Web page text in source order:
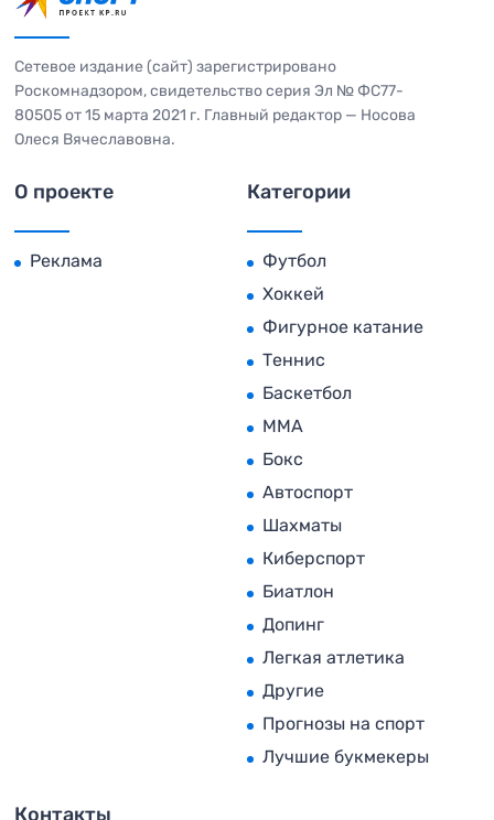
Сетевое издание (сайт) зарегистрировано
Роскомнадзором, свидетельство серия Эл № ФС77-
80505 от 15 марта 2021 г. Главный редактор — Носова
Олеся Вячеславовна.
О проекте
Реклама
Категории
Футбол
Хоккей
Фигурное катание
Теннис
Баскетбол
MMA
Бокс
Автоспорт
Шахматы
Киберспорт
Биатлон
Допинг
Легкая атлетика
Другие
Прогнозы на спорт
Лучшие букмекеры
Контакты